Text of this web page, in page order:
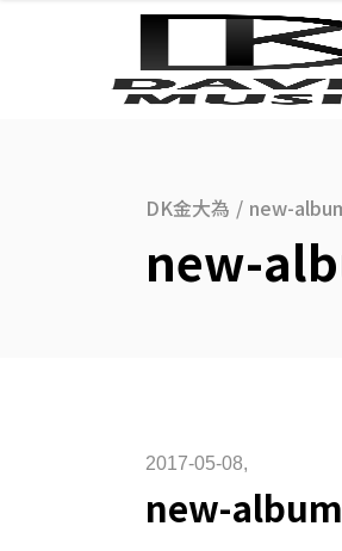
DK金大為 / new-
new-
2017-05-08
new-